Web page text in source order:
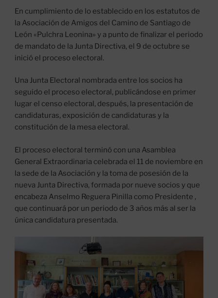
En cumplimiento de lo establecido en los estatutos de
la Asociación de Amigos del Camino de Santiago de
León «Pulchra Leonina» y a punto de finalizar el periodo
de mandato de la Junta Directiva, el 9 de octubre se
inició el proceso electoral.
Una Junta Electoral nombrada entre los socios ha
seguido el proceso electoral, publicándose en primer
lugar el censo electoral, después, la presentación de
candidaturas, exposición de candidaturas y la
constitución de la mesa electoral.
El proceso electoral terminó con una Asamblea
General Extraordinaria celebrada el 11 de noviembre en
la sede de la Asociación y la toma de posesión de la
nueva Junta Directiva, formada por nueve socios y que
encabeza Anselmo Reguera Pinilla como Presidente ,
que continuará por un periodo de 3 años más al ser la
única candidatura presentada.